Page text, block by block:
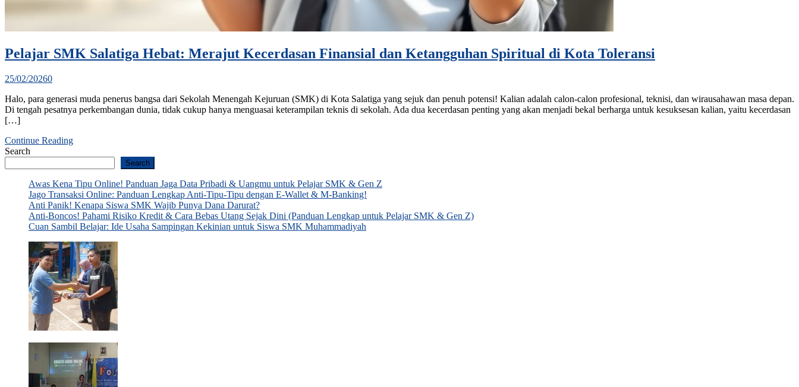
Pelajar SMK Salatiga Hebat: Merajut Kecerdasan Finansial dan Ketangguhan Spiritual di Kota Toleransi
25/02/20260
Halo, para generasi muda penerus bangsa dari Sekolah Menengah Kejuruan (SMK) di Kota Salatiga yang sejuk dan penuh potensi! Kalian adalah calon-calon profesional, teknisi, dan wirausahawan masa depan.
Di tengah pesatnya perkembangan dunia, tidak cukup hanya menguasai keterampilan teknis di sekolah. Ada dua kecerdasan penting yang akan menjadi bekal berharga untuk kesuksesan kalian, yaitu kecerdasan
[…]
Continue Reading
Search
Search
Awas Kena Tipu Online! Panduan Jaga Data Pribadi & Uangmu untuk Pelajar SMK & Gen Z
Jago Transaksi Online: Panduan Lengkap Anti-Tipu-Tipu dengan E-Wallet & M-Banking!
Anti Panik! Kenapa Siswa SMK Wajib Punya Dana Darurat?
Anti-Boncos! Pahami Risiko Kredit & Cara Bebas Utang Sejak Dini (Panduan Lengkap untuk Pelajar SMK & Gen Z)
Cuan Sambil Belajar: Ide Usaha Sampingan Kekinian untuk Siswa SMK Muhammadiyah